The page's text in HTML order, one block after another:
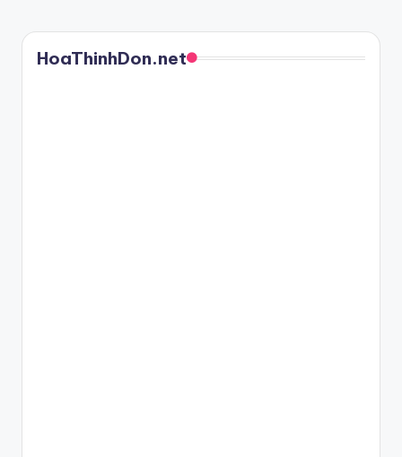
pagination
HoaThinhDon.net